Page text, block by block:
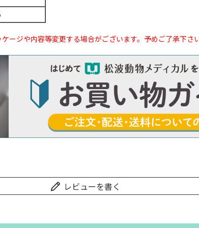
ージや内容等変更する場合がございます。予めご了承下さ
レビューを書く